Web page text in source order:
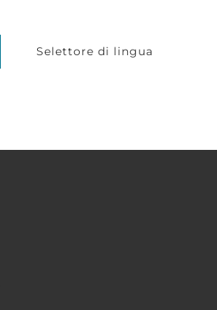
Selettore di lingua